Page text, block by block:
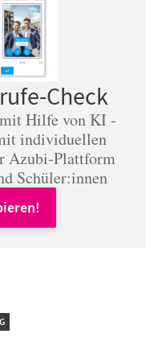
Check
Hilfe von KI -
individuellen
Azubi-Plattform
Schüler:innen